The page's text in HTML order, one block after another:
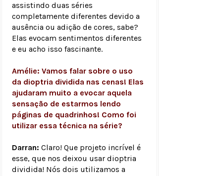
assistindo duas séries
completamente diferentes devido a
ausência ou adição de cores, sabe?
Elas evocam sentimentos diferentes
e eu acho isso fascinante.
Amélie: Vamos falar sobre o uso
da dioptria dividida nas cenas! Elas
ajudaram muito a evocar aquela
sensação de estarmos lendo
páginas de quadrinhos! Como foi
utilizar essa técnica na série?
Darran: Claro! Que projeto incrível é
esse, que nos deixou usar dioptria
dividida! Nós dois utilizamos a